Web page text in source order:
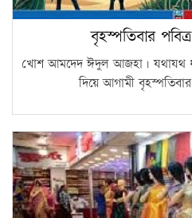
বৃহস্পতিবার
খোশ আমদেদ ঈদুল আজহা। যথাযথ
দিয়ে আগামী